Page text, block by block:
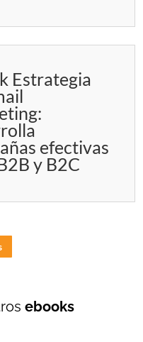
Estrategia
efectivas
y B2C
ebooks